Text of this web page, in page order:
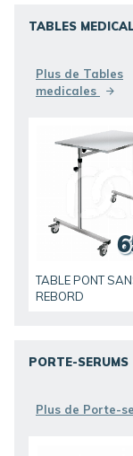
TABLES
Plus de Tables
medicales
TABLE PONT
REBORD
PORTE-SERUMS
Plus de Porte-